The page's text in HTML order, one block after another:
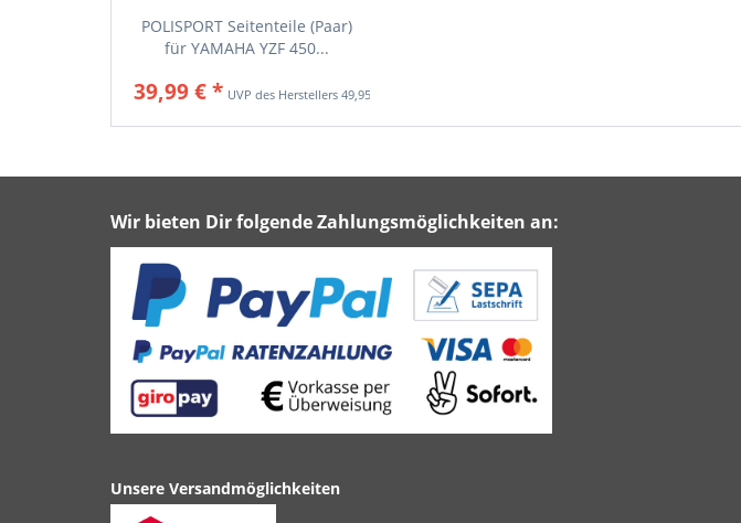
POLISPORT Seitenteile (Paar)
für YAMAHA YZF 450...
39,99 € * 49,95 € *
Wir bieten Dir folgende Zahlungsmöglichkeiten an:
Unsere Versandmöglichkeiten